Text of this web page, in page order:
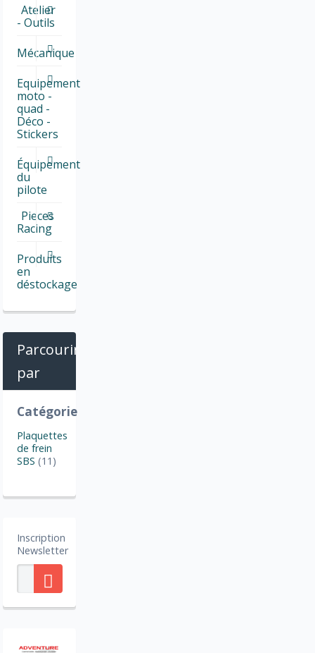
Atelier
- Outils
Mécanique
Equipement
moto -
quad -
Déco -
Stickers
Équipement
du
pilote
Pieces
Racing
Produits
en
déstockage
Parcourir
par
Catégorie
Plaquettes
de frein
SBS (11)
Inscription
Newsletter